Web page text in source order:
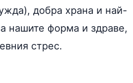
добра храна и най-
нашите форма и здраве,
стрес.